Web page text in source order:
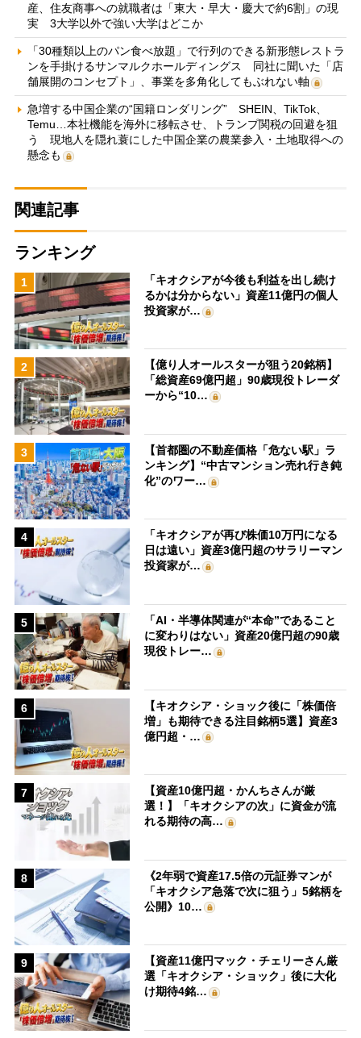
産、住友商事への就職者は「東大・早大・慶大で約6割」の現
実 3大学以外で強い大学はどこか
「30種類以上のパン食べ放題」で行列のできる新形態レストラ
ンを手掛けるサンマルクホールディングス 同社に聞いた「店
舗展開のコンセプト」、事業を多角化してもぶれない軸
急増する中国企業の“国籍ロンダリング” SHEIN、TikTok、
Temu…本社機能を海外に移転させ、トランプ関税の回避を狙
う 現地人を隠れ蓑にした中国企業の農業参入・土地取得への
懸念も
関連記事
ランキング
1
「キオクシアが今後も利益を出し続け
るかは分からない」資産11億円の個人
投資家が…
2
【億り人オールスターが狙う20銘柄】
「総資産69億円超」90歳現役トレーダ
ーから“10…
3
【首都圏の不動産価格「危ない駅」ラ
ンキング】“中古マンション売れ行き鈍
化”のワー…
4
「キオクシアが再び株価10万円になる
日は遠い」資産3億円超のサラリーマン
投資家が…
5
「AI・半導体関連が“本命”であること
に変わりはない」資産20億円超の90歳
現役トレー…
6
【キオクシア・ショック後に「株価倍
増」も期待できる注目銘柄5選】資産3
億円超・…
7
【資産10億円超・かんちさんが厳
選！】「キオクシアの次」に資金が流
れる期待の高…
8
《2年弱で資産17.5倍の元証券マンが
「キオクシア急落で次に狙う」5銘柄を
公開》10…
9
【資産11億円マック・チェリーさん厳
選「キオクシア・ショック」後に大化
け期待4銘…